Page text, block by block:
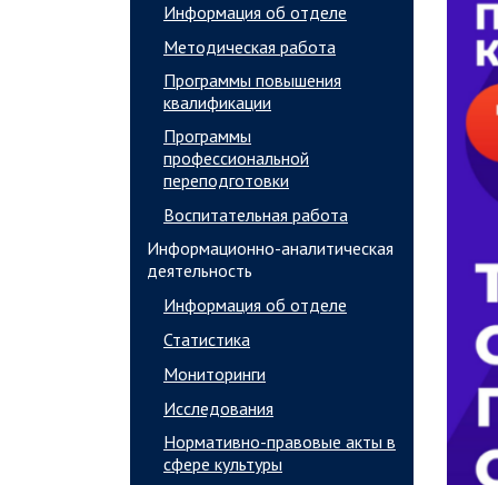
Информация об отделе
Методическая работа
Программы повышения
квалификации
Программы
профессиональной
переподготовки
Воспитательная работа
Информационно-аналитическая
деятельность
Информация об отделе
Статистика
Мониторинги
Исследования
Нормативно-правовые акты в
сфере культуры